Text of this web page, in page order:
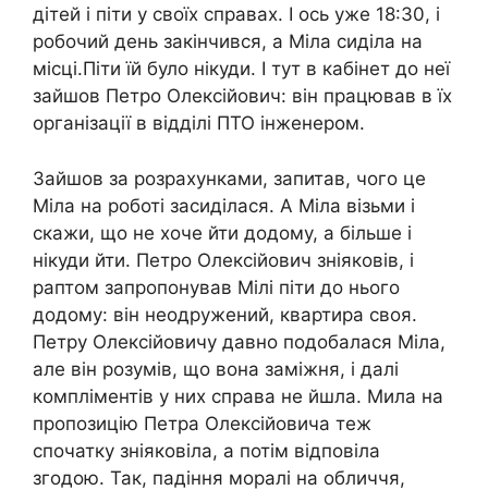
дітей і піти у своїх справах. І ось уже 18:30, і
робочий день закінчився, а Міла сиділа на
місці.Піти їй було нікуди. І тут в кабінет до неї
зайшов Петро Олексійович: він працював в їх
організації в відділі ПТО інженером.
Зайшов за розрахунками, запитав, чого це
Міла на роботі засиділася. А Міла візьми і
скажи, що не хоче йти додому, а більше і
нікуди йти. Петро Олексійович зніяковів, і
раптом запропонував Мілі піти до нього
додому: він неодружений, квартира своя.
Петру Олексійовичу давно подобалася Міла,
але він розумів, що вона заміжня, і далі
компліментів у них справа не йшла. Мила на
пропозицію Петра Олексійовича теж
спочатку зніяковіла, а потім відповіла
згодою. Так, падіння моралі на обличчя,